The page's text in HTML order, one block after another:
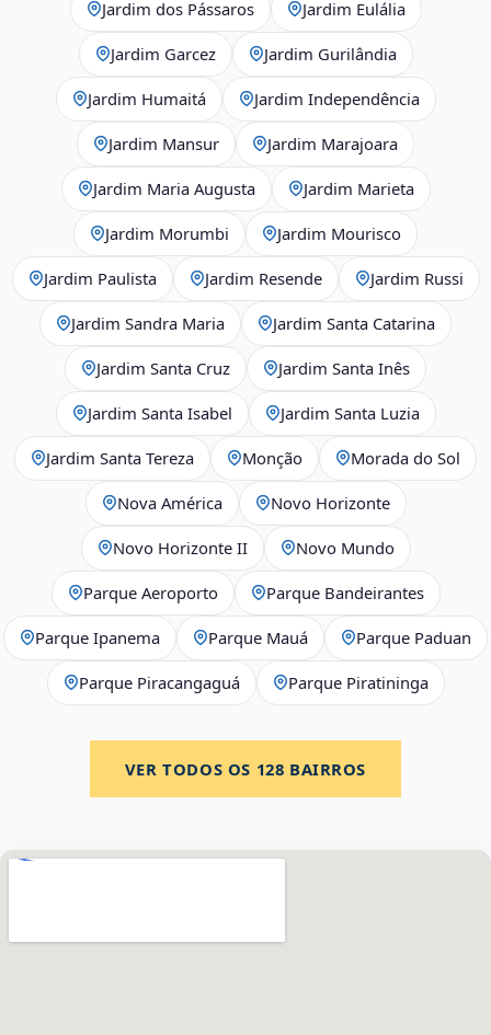
Jardim dos Pássaros Jardim Eulália
Jardim Garcez Jardim Gurilândia
Jardim Humaitá Jardim Independência
Jardim Mansur Jardim Marajoara
Jardim Maria Augusta Jardim Marieta
Jardim Morumbi Jardim Mourisco
Jardim Paulista Jardim Resende Jardim Russi
Jardim Sandra Maria Jardim Santa Catarina
Jardim Santa Cruz Jardim Santa Inês
Jardim Santa Isabel Jardim Santa Luzia
Jardim Santa Tereza Monção Morada do Sol
Nova América Novo Horizonte
Novo Horizonte II Novo Mundo
Parque Aeroporto Parque Bandeirantes
Parque Ipanema Parque Mauá Parque Paduan
Parque Piracangaguá Parque Piratininga
VER TODOS OS 128 BAIRROS